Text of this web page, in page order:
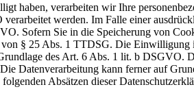
haben, verarbeiten wir Ihre
werden. Im Falle einer
Sofern Sie in die Speicherung von
§ 25 Abs. 1 TTDSG. Die
des Art. 6 Abs. 1 lit. b DSGVO.
Datenverarbeitung kann ferner auf
Absätzen dieser